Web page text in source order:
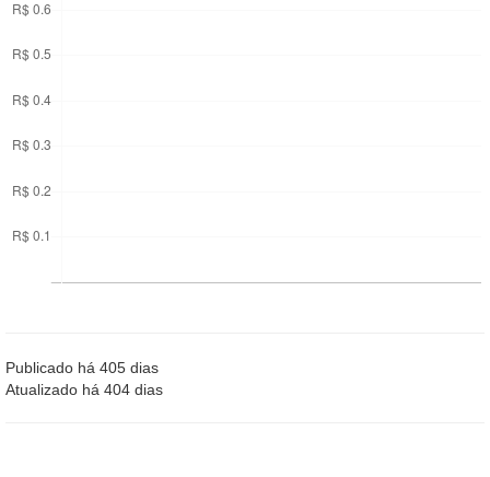
Publicado há 405 dias
Atualizado há 404 dias